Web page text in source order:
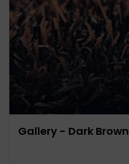
Gallery - Dark Brown